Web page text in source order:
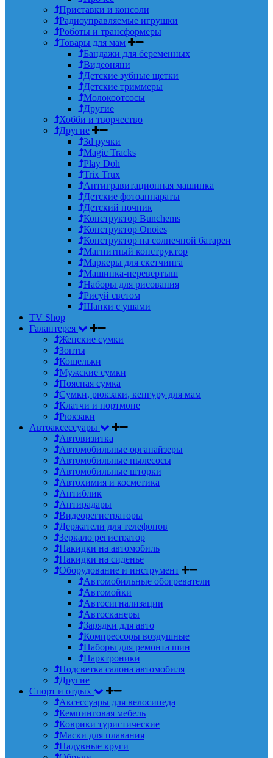
Приставки и консоли
Радиоуправляемые игрушки
Роботы и трансформеры
Товары для мам
Бандажи для беременных
Видеоняни
Детские зубные щетки
Детские триммеры
Молокоотсосы
Другие
Хобби и творчество
Другие
3d ручки
Magic Tracks
Play Doh
Trix Trux
Антигравитационная машинка
Детские фотоаппараты
Детский ночник
Конструктор Bunchems
Конструктор Onoies
Конструктор на солнечной батареи
Магнитный конструктор
Маркеры для скетчинга
Машинка-перевертыш
Наборы для рисования
Рисуй светом
Шапки с ушами
TV Shop
Галантерея
Женские сумки
Зонты
Кошельки
Мужские сумки
Поясная сумка
Сумки, рюкзаки, кенгуру для мам
Клатчи и портмоне
Рюкзаки
Автоаксессуары
Автовизитка
Автомобильные органайзеры
Автомобильные пылесосы
Автомобильные шторки
Автохимия и косметика
Антиблик
Антирадары
Видеорегистраторы
Держатели для телефонов
Зеркало регистратор
Накидки на автомобиль
Накидки на сиденье
Оборудование и инструмент
Автомобильные обогреватели
Автомойки
Автосигнализации
Автосканеры
Зарядки для авто
Компрессоры воздушные
Наборы для ремонта шин
Парктроники
Подсветка салона автомобиля
Другие
Спорт и отдых
Аксессуары для велосипеда
Кемпинговая мебель
Коврики туристические
Маски для плавания
Надувные круги